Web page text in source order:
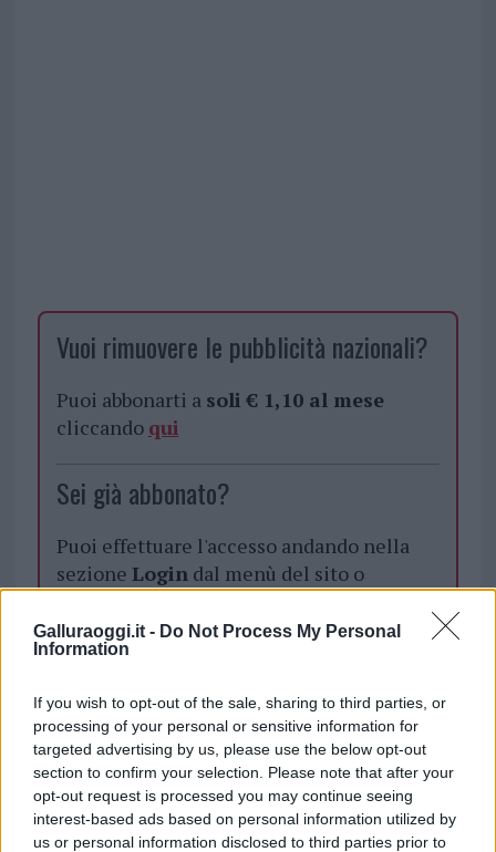
Galluraoggi.it - Do Not Process My Personal
Information
If you wish to opt-out of the sale, sharing to third parties, or
processing of your personal or sensitive information for
targeted advertising by us, please use the below opt-out
section to confirm your selection. Please note that after your
opt-out request is processed you may continue seeing
interest-based ads based on personal information utilized by
us or personal information disclosed to third parties prior to
Vuoi rimuovere le pubblicità nazionali?
Puoi abbonarti a soli € 1,10 al mese
cliccando qui
Sei già abbonato?
Puoi effettuare l'accesso andando nella
sezione Logindal menù del sito o
Giovanni Satta
Notizie in tempo reale?
Entra nel canale telegram di
GalluraOggi.it